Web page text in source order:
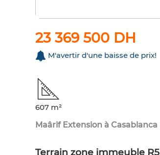
23 369 500 DH
M'avertir d'une baisse de prix!
607 m²
Maârif Extension à Casablanca
Terrain zone immeuble R5